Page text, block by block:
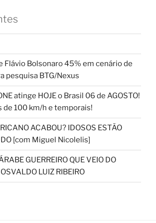
Flávio Bolsonaro 45% em cenário de
pesquisa BTG/Nexus
atinge HOJE o Brasil 06 de AGOSTO!
de 100 km/h e temporais!
ACABOU? IDOSOS ESTÃO
[com Miguel Nicolelis]
GUERREIRO QUE VEIO DO
LUIZ RIBEIRO